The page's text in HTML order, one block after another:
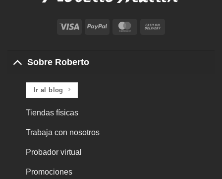
Visa PayPal MasterCard
Delivery
Sobre Roberto
Ir al blog
Tiendas físicas
Trabaja con nosotros
Probador virtual
Promociones